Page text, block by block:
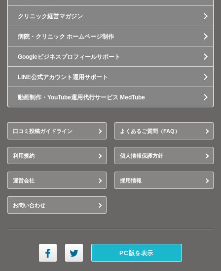
クリニック経営マガジン
病院・クリニック ホームページ制作
Googleビジネスプロフィールサポート
LINE公式アカウント運用サポート
動画制作・YouTube運用代行サービス MedTube
口コミ投稿ガイドライン よくあるご質問（FAQ）
利用規約 個人情報保護方針
運営会社 採用情報
お問い合わせ
PC版を表示